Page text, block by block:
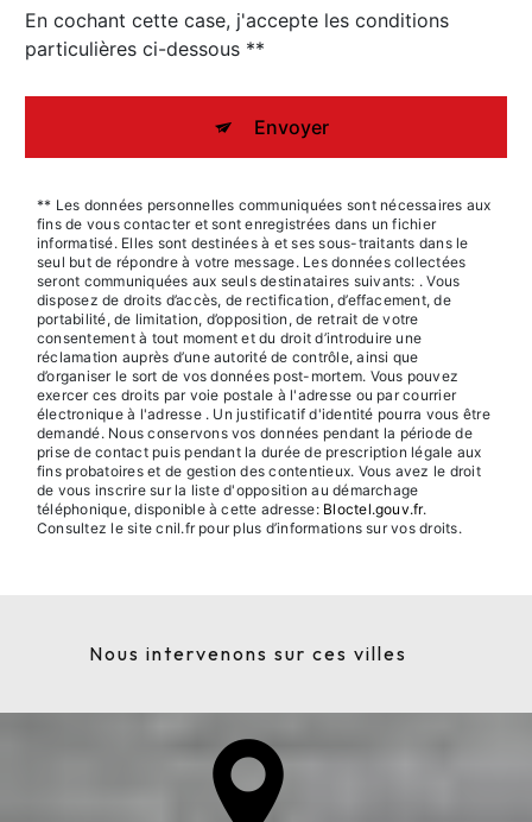
En cochant cette case, j'accepte les conditions
particulières ci-dessous **
Envoyer
** Les données personnelles communiquées sont nécessaires aux
fins de vous contacter et sont enregistrées dans un fichier
informatisé. Elles sont destinées à et ses sous-traitants dans le
seul but de répondre à votre message. Les données collectées
seront communiquées aux seuls destinataires suivants: . Vous
disposez de droits d’accès, de rectification, d’effacement, de
portabilité, de limitation, d’opposition, de retrait de votre
consentement à tout moment et du droit d’introduire une
réclamation auprès d’une autorité de contrôle, ainsi que
d’organiser le sort de vos données post-mortem. Vous pouvez
exercer ces droits par voie postale à l'adresse ou par courrier
électronique à l'adresse . Un justificatif d'identité pourra vous être
demandé. Nous conservons vos données pendant la période de
prise de contact puis pendant la durée de prescription légale aux
fins probatoires et de gestion des contentieux. Vous avez le droit
de vous inscrire sur la liste d'opposition au démarchage
téléphonique, disponible à cette adresse: Bloctel.gouv.fr.
Consultez le site cnil.fr pour plus d’informations sur vos droits.
Nous intervenons sur ces villes